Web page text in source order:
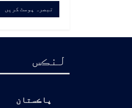
لنڪس
پاڪستان